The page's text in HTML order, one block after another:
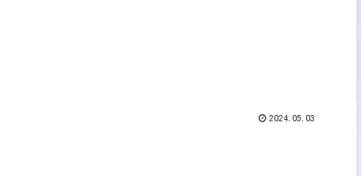
2024.05.03